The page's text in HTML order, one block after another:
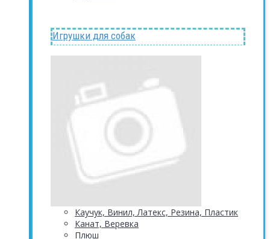
Игрушки для собак
Каучук, Винил, Латекс, Резина, Пластик
Канат, Веревка
Плюш